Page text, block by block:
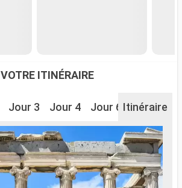
VOTRE ITINÉRAIRE
Jour 3 Jour 4 Jour 6 Jour 7
Itinéraire